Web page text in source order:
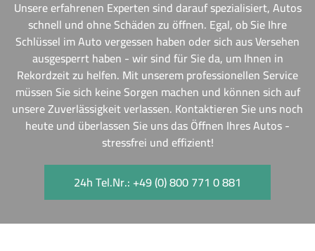
Unsere erfahrenen Experten sind darauf spezialisiert, Autos
schnell und ohne Schäden zu öffnen. Egal, ob Sie Ihre
Schlüssel im Auto vergessen haben oder sich aus Versehen
ausgesperrt haben - wir sind für Sie da, um Ihnen in
Rekordzeit zu helfen. Mit unserem professionellen Service
müssen Sie sich keine Sorgen machen und können sich auf
unsere Zuverlässigkeit verlassen. Kontaktieren Sie uns noch
heute und überlassen Sie uns das Öffnen Ihres Autos -
stressfrei und effizient!
24h Tel.Nr.: +49 (0) 800 771 0 881